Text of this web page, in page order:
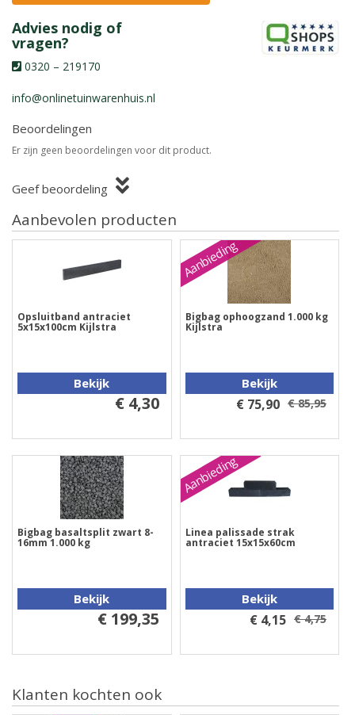
Advies nodig of
vragen?
0320 – 219170
info@onlinetuinwarenhuis.nl
Beoordelingen
Er zijn geen beoordelingen voor dit product.
Geef beoordeling
Aanbevolen producten
Opsluitband antraciet
5x15x100cm Kijlstra
Bekijk
€ 4,30
Aanbieding
Bigbag ophoogzand 1.000 kg
Kijlstra
Bekijk
€ 75,90 € 85,95
Bigbag basaltsplit zwart 8-
16mm 1.000 kg
Bekijk
€ 199,35
Aanbieding
Linea palissade strak
antraciet 15x15x60cm
Bekijk
€ 4,15 € 4,75
Klanten kochten ook